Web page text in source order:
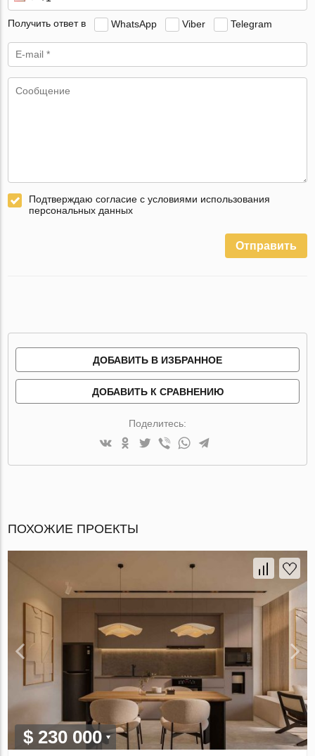
Получить ответ в WhatsApp Viber Telegram
Подтверждаю согласие с условиями использования
персональных данных
Отправить
ДОБАВИТЬ В ИЗБРАННОЕ
ДОБАВИТЬ К СРАВНЕНИЮ
Поделитесь:
ПОХОЖИЕ ПРОЕКТЫ
$ 230 000